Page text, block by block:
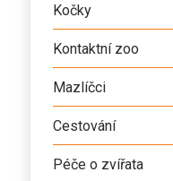
Kočky
Kontaktní zoo
Mazlíčci
Cestování
Péče o zvířata